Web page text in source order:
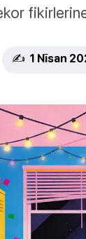
✍️ 1 Nīsan